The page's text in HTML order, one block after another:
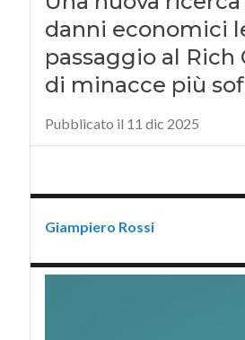
danni economici
passaggio al Rich
di minacce più
Pubblicato il 11 dic 2025
Giampiero Rossi